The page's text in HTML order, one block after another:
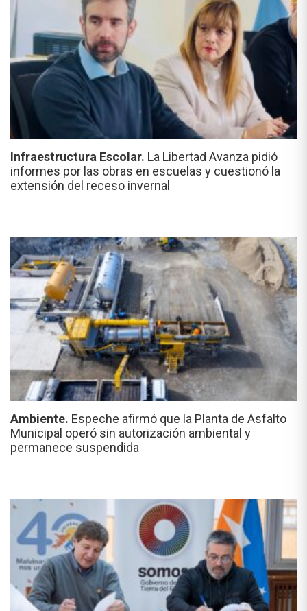
Infraestructura Escolar. La Libertad Avanza pidió
informes por las obras en escuelas y cuestionó la
extensión del receso invernal
Ambiente. Espeche afirmó que la Planta de Asfalto
Municipal operó sin autorización ambiental y
permanece suspendida